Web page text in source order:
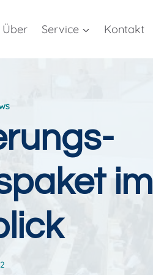
Über Service Kontakt
im